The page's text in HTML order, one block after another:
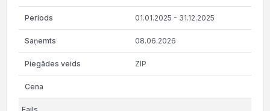
01.01.2025 - 31.12.2025
08.06.2026
ZIP